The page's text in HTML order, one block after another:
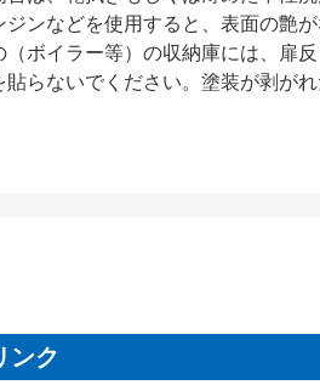
ンなどを使用すると、表面の艶
ボイラー等）の収納庫には、扉
らないでください。塗装が剥が
ンク